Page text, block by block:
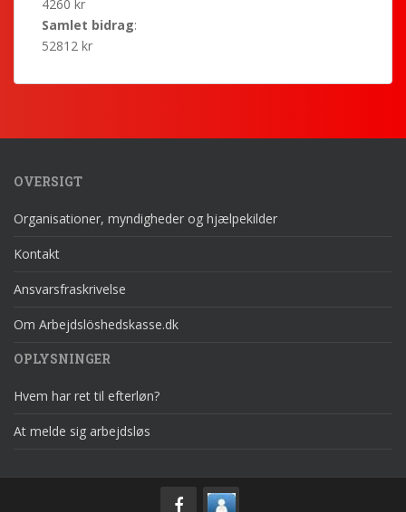
4260 kr
Samlet bidrag:
52812 kr
OVERSIGT
Organisationer, myndigheder og hjælpekilder
Kontakt
Ansvarsfraskrivelse
Om Arbejdslöshedskasse.dk
OPLYSNINGER
Hvem har ret til efterløn?
At melde sig arbejdsløs